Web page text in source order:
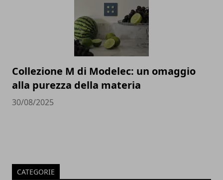
Collezione M di Modelec: un omaggio
alla purezza della materia
30/08/2025
CATEGORIE